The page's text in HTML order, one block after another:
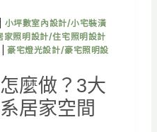
小坪數室內設計/小宅裝潢
家照明設計/住宅照明設計
豪宅燈光設計/豪宅照明設
麼做？3大
居家空間